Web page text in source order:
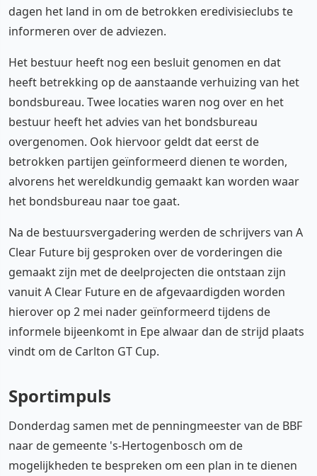
dagen het land in om de betrokken eredivisieclubs te
informeren over de adviezen.
Het bestuur heeft nog een besluit genomen en dat
heeft betrekking op de aanstaande verhuizing van het
bondsbureau. Twee locaties waren nog over en het
bestuur heeft het advies van het bondsbureau
overgenomen. Ook hiervoor geldt dat eerst de
betrokken partijen geïnformeerd dienen te worden,
alvorens het wereldkundig gemaakt kan worden waar
het bondsbureau naar toe gaat.
Na de bestuursvergadering werden de schrijvers van A
Clear Future bij gesproken over de vorderingen die
gemaakt zijn met de deelprojecten die ontstaan zijn
vanuit A Clear Future en de afgevaardigden worden
hierover op 2 mei nader geïnformeerd tijdens de
informele bijeenkomt in Epe alwaar dan de strijd plaats
vindt om de Carlton GT Cup.
Sportimpuls
Donderdag samen met de penningmeester van de BBF
naar de gemeente 's-Hertogenbosch om de
mogelijkheden te bespreken om een plan in te dienen